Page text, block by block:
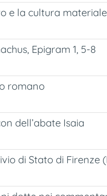
e la cultura
Epigram 1, 5-8
romano
dell’abate Isaia
di Stato di Firenze